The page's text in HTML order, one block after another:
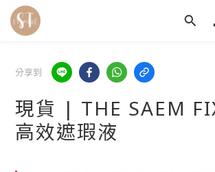
分享到
現貨 | THE SAEM
高效遮瑕液